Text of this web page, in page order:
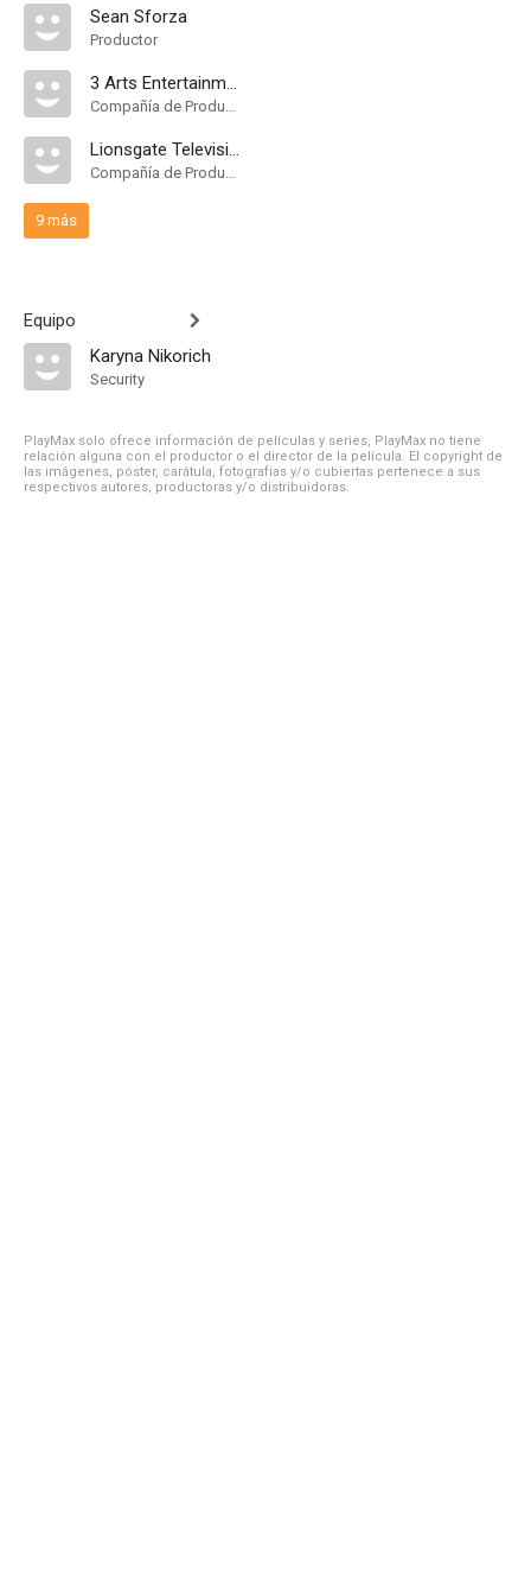
Sean Sforza
Productor
3 Arts Entertainment
Compañía de Produccion
Lionsgate Television
Compañía de Produccion
9 más
Equipo
Karyna Nikorich
Security
PlayMax solo ofrece información de películas y series, PlayMax no tiene
relación alguna con el productor o el director de la película. El copyright de
las imágenes, póster, carátula, fotografías y/o cubiertas pertenece a sus
respectivos autores, productoras y/o distribuidoras.